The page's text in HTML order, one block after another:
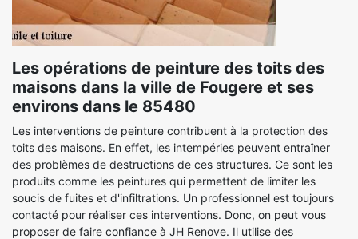
Les opérations de peinture des toits des
maisons dans la ville de Fougere et ses
environs dans le 85480
Les interventions de peinture contribuent à la protection des
toits des maisons. En effet, les intempéries peuvent entraîner
des problèmes de destructions de ces structures. Ce sont les
produits comme les peintures qui permettent de limiter les
soucis de fuites et d'infiltrations. Un professionnel est toujours
contacté pour réaliser ces interventions. Donc, on peut vous
proposer de faire confiance à JH Renove. Il utilise des